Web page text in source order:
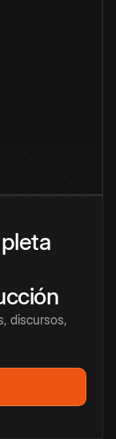
discursos,